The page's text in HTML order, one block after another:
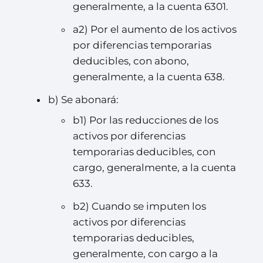
generalmente, a la cuenta 6301.
a2) Por el aumento de los activos
por diferencias temporarias
deducibles, con abono,
generalmente, a la cuenta 638.
b) Se abonará:
b1) Por las reducciones de los
activos por diferencias
temporarias deducibles, con
cargo, generalmente, a la cuenta
633.
b2) Cuando se imputen los
activos por diferencias
temporarias deducibles,
generalmente, con cargo a la